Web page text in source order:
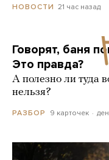
НОВОСТИ 21 час назад
Говорят, баня
Это правда?
А полезно ли туда
нельзя?
РАЗБОР 9 карточек